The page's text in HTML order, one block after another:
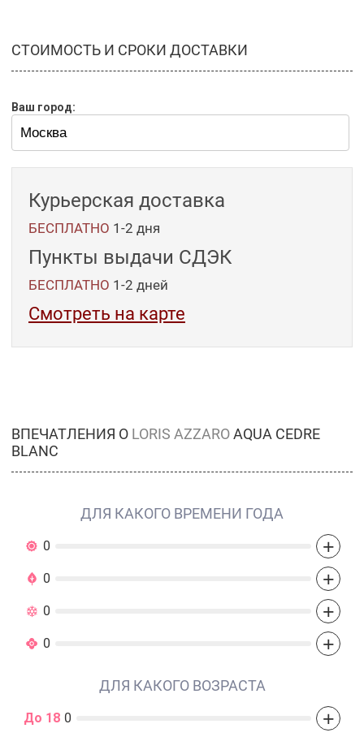
СТОИМОСТЬ И СРОКИ ДОСТАВКИ
Ваш город:
Курьерская доставка
БЕСПЛАТНО 1-2 дня
Пункты выдачи СДЭК
БЕСПЛАТНО 1-2 дней
Смотреть на карте
ВПЕЧАТЛЕНИЯ О LORIS AZZAROAQUA CEDRE
BLANC
ДЛЯ КАКОГО ВРЕМЕНИ ГОДА
0 +
0 +
0 +
0 +
ДЛЯ КАКОГО ВОЗРАСТА
До 18 0 +